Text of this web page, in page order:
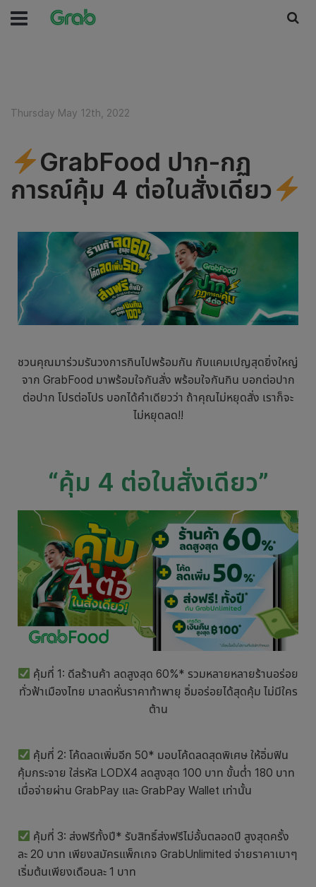
Thursday May 12th, 2022
GrabFood ปาก-กฏ
การณ์คุ้ม 4 ต่อในสั่งเดียว
ชวนคุณมาร่วมรันวงการกินไปพร้อมกัน กับแคมเปญสุดยิ่งใหญ่
จาก GrabFood มาพร้อมใจกันสั่ง พร้อมใจกันกิน บอกต่อปาก
ต่อปาก โปรต่อโปร บอกได้คำเดียวว่า ถ้าคุณไม่หยุดสั่ง เราก็จะ
ไม่หยุดลด!!
“คุ้ม 4 ต่อในสั่งเดียว”
คุ้มที่ 1: ดีลร้านค้า ลดสูงสุด 60%* รวมหลายหลายร้านอร่อย
ทั่วฟ้าเมืองไทย มาลดหั่นราคาท้าพายุ อิ่มอร่อยได้สุดคุ้ม ไม่มีใคร
ต้าน
คุ้มที่ 2: โค้ดลดเพิ่มอีก 50* มอบโค้ดลดสุดพิเศษ ให้อิ่มฟิน
คุ้มกระจาย ใส่รหัส LODX4 ลดสูงสุด 100 บาท ขั้นต่ำ 180 บาท
เมื่อจ่ายผ่าน GrabPay และ GrabPay Wallet เท่านั้น
คุ้มที่ 3: ส่งฟรีทั้งปี* รับสิทธิ์ส่งฟรีไม่อั้นตลอดปี สูงสุดครั้ง
ละ 20 บาท เพียงสมัครแพ็กเกจ GrabUnlimited จ่ายราคาเบาๆ
เริ่มต้นเพียงเดือนละ 1 บาท